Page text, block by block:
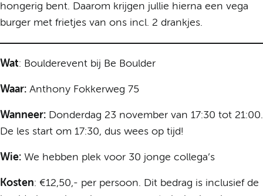
hongerig bent. Daarom krijgen jullie hierna een vega
burger met frietjes van ons incl. 2 drankjes.
Wat: Boulderevent bij Be Boulder
Waar: Anthony Fokkerweg 75
Wanneer: Donderdag 23 november van 17:30 tot 21:00.
De les start om 17:30, dus wees op tijd!
Wie: We hebben plek voor 30 jonge collega’s
Kosten: €12,50,- per persoon. Dit bedrag is inclusief de